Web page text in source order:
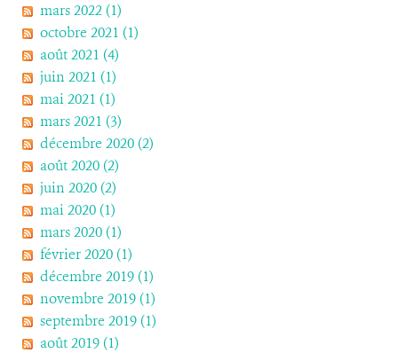
mars 2022 (1)
octobre 2021 (1)
août 2021 (4)
juin 2021 (1)
mai 2021 (1)
mars 2021 (3)
décembre 2020 (2)
août 2020 (2)
juin 2020 (2)
mai 2020 (1)
mars 2020 (1)
février 2020 (1)
décembre 2019 (1)
novembre 2019 (1)
septembre 2019 (1)
août 2019 (1)